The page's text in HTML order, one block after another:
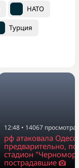
НАТО
Турция
12:48 • 14067 просмотра
рф атаковала
предварительно,
стадион
пострадавшие